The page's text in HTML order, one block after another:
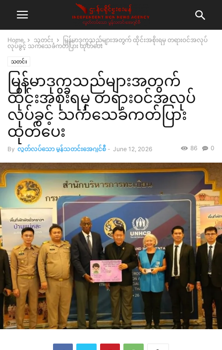
Home သတင်း
မြန်မာဒုက္ခသည်များအတွက် ထိုင်းအစိုးရမှ တရားဝင်အလုပ်
လုပ်ခွင့် သက်သေခံကတ်ပြား ထုတ်ပေး
သတင်း
မြန်မာဒုက္ခသည်များအတွက်
ထိုင်းအစိုးရမှ တရားဝင်အလုပ်
လုပ်ခွင့် သက်သေခံကတ်ပြား
ထုတ်ပေး
By လွတ်လပ်သော မွန်သတင်းအေဂျင်စီ - June 12, 2026 0
86